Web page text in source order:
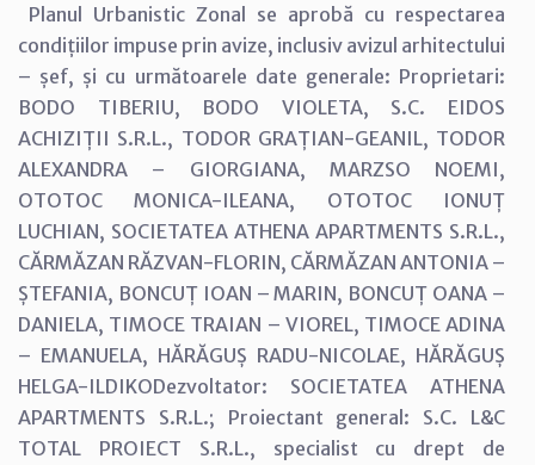
Planul Urbanistic Zonal se aprobă cu respectarea
condițiilor impuse prin avize, inclusiv avizul arhitectului
– șef, și cu următoarele date generale: Proprietari:
BODO TIBERIU, BODO VIOLETA, S.C. EIDOS
ACHIZIȚII S.R.L., TODOR GRAȚIAN-GEANIL, TODOR
ALEXANDRA – GIORGIANA, MARZSO NOEMI,
OTOTOC MONICA-ILEANA, OTOTOC IONUȚ
LUCHIAN, SOCIETATEA ATHENA APARTMENTS S.R.L.,
CĂRMĂZAN RĂZVAN-FLORIN, CĂRMĂZAN ANTONIA –
ȘTEFANIA, BONCUȚ IOAN – MARIN, BONCUȚ OANA –
DANIELA, TIMOCE TRAIAN – VIOREL, TIMOCE ADINA
– EMANUELA, HĂRĂGUȘ RADU-NICOLAE, HĂRĂGUȘ
HELGA-ILDIKODezvoltator: SOCIETATEA ATHENA
APARTMENTS S.R.L.; Proiectant general: S.C. L&C
TOTAL PROIECT S.R.L., specialist cu drept de